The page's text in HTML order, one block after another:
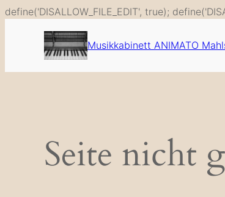
define('DISALLOW_FILE_EDIT', true);
Musikkabinett ANIMATO
Seite nicht